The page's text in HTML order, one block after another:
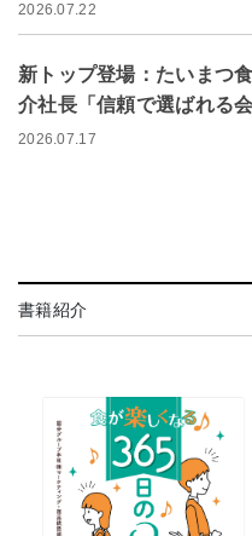
2026.07.22
新トップ登場：たいまつ
介社長「信頼で選ばれる
2026.07.17
書籍紹介